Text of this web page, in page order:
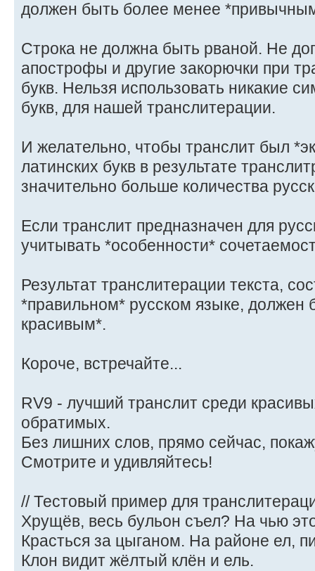
должен быть более менее
Строка не должна быть рваной. Не
апострофы и другие закорючки при
букв. Нельзя использовать никакие
букв, для нашей транслитерации.
И желательно, чтобы транслит был
латинских букв в результате
значительно больше количества
Если транслит предназначен для
учитывать *особенности*
Результат транслитерации текста,
*правильном* русском языке, должен
красивым*.
Короче, встречайте...
RV9 - лучший транслит среди
обратимых.
Без лишних слов, прямо сейчас,
Смотрите и удивляйтесь!
// Тестовый пример для
Хрущёв, весь бульон съел? На чью
Красться за цыганом. На районе ел,
Клон видит жёлтый клён и ель.